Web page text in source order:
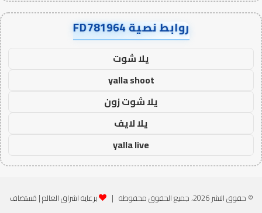
روابط نصية FD781964
يلا شوت
yalla shoot
يلا شوت زون
يلا لايف
yalla live
© حقوق النشر 2026، جميع الحقوق محفوظة | برعاية اشراق العالم| مُستضاف